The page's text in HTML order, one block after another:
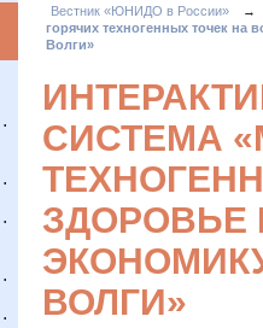
Вестник «ЮНИДО в России»
→
горячих техногенных точек на
Волги»
СИСТЕМА
ЗДОРОВЬЕ
ВОЛГИ»